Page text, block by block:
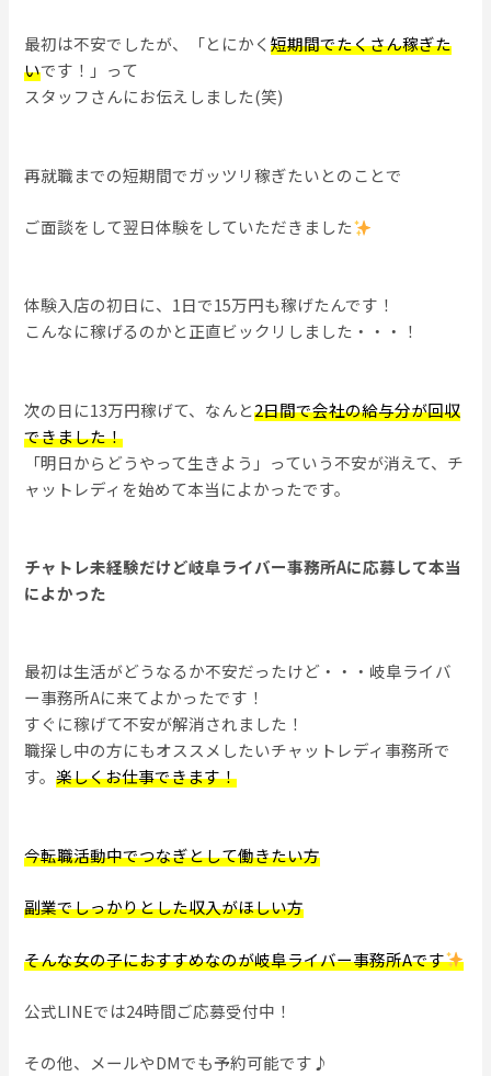
最初は不安でしたが、「とにかく短期間でたくさん稼ぎた
いです！」って
スタッフさんにお伝えしました(笑)
再就職までの短期間でガッツリ稼ぎたいとのことで
ご面談をして翌日体験をしていただきました
体験入店の初日に、1日で15万円も稼げたんです！
こんなに稼げるのかと正直ビックリしました・・・！
次の日に13万円稼げて、なんと2日間で会社の給与分が回収
できました！
「明日からどうやって生きよう」っていう不安が消えて、チ
ャットレディを始めて本当によかったです。
チャトレ未経験だけど岐阜ライバー事務所Aに応募して本当
によかった
最初は生活がどうなるか不安だったけど・・・岐阜ライバ
ー事務所Aに来てよかったです！
すぐに稼げて不安が解消されました！
職探し中の方にもオススメしたいチャットレディ事務所で
す。楽しくお仕事できます！
今転職活動中でつなぎとして働きたい方
副業でしっかりとした収入がほしい方
そんな女の子におすすめなのが岐阜ライバー事務所Aです
公式LINEでは24時間ご応募受付中！
その他、メールやDMでも予約可能です♪